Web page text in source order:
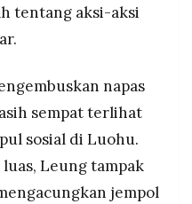
tentang aksi-aksi
napas
sempat terlihat
sosial di Luohu.
Leung tampak
jempol